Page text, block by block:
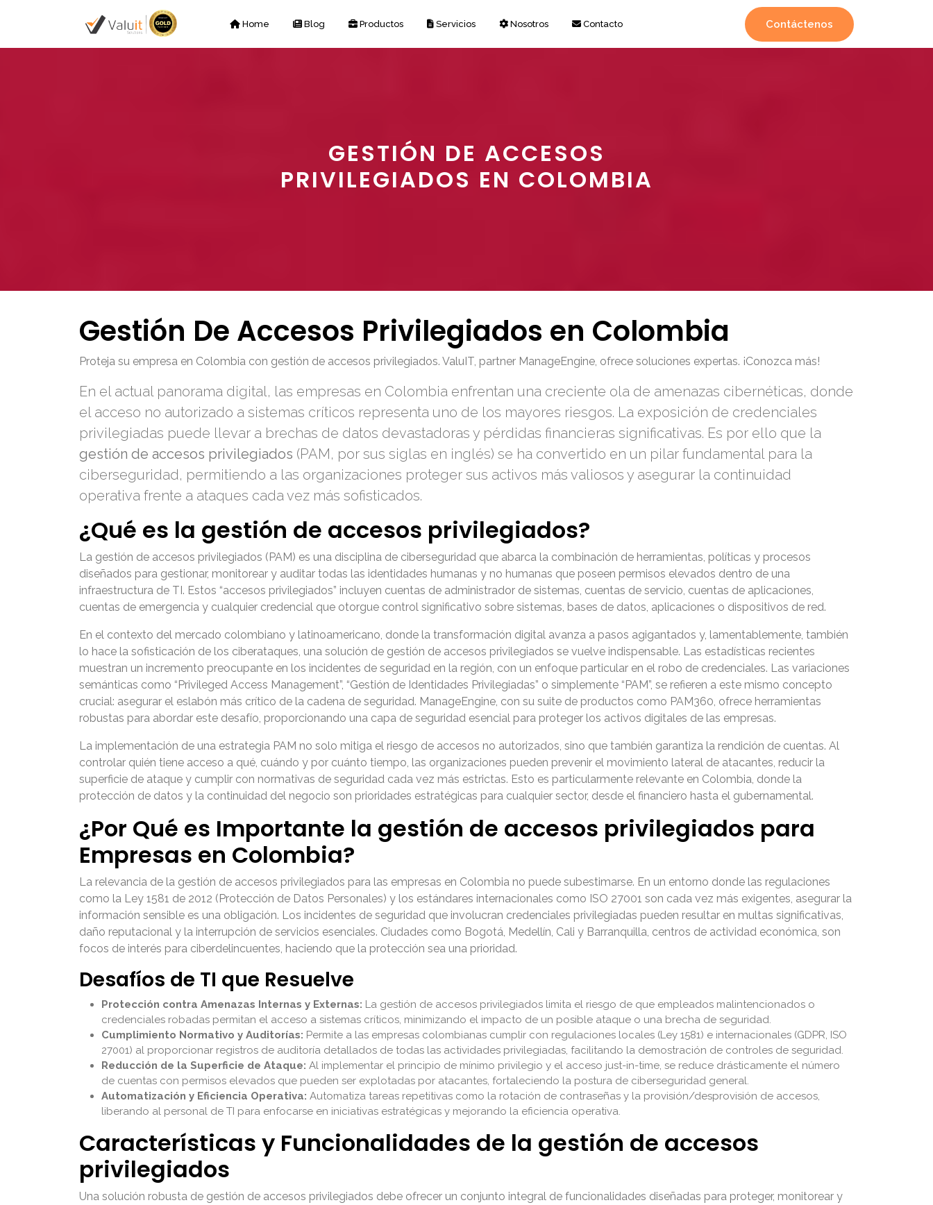
Home Blog Productos Servicios Nosotros Contacto Contáctenos
GESTIÓN DE ACCESOS
PRIVILEGIADOS EN COLOMBIA
Gestión De Accesos Privilegiados en Colombia
Proteja su empresa en Colombia con gestión de accesos privilegiados. ValuIT, partner ManageEngine, ofrece soluciones expertas. ¡Conozca más!
En el actual panorama digital, las empresas en Colombia enfrentan una creciente ola de amenazas cibernéticas, donde
el acceso no autorizado a sistemas críticos representa uno de los mayores riesgos. La exposición de credenciales
privilegiadas puede llevar a brechas de datos devastadoras y pérdidas financieras significativas. Es por ello que la
gestión de accesos privilegiados (PAM, por sus siglas en inglés) se ha convertido en un pilar fundamental para la
ciberseguridad, permitiendo a las organizaciones proteger sus activos más valiosos y asegurar la continuidad
operativa frente a ataques cada vez más sofisticados.
¿Qué es la gestión de accesos privilegiados?
La gestión de accesos privilegiados (PAM) es una disciplina de ciberseguridad que abarca la combinación de herramientas, políticas y procesos
diseñados para gestionar, monitorear y auditar todas las identidades humanas y no humanas que poseen permisos elevados dentro de una
infraestructura de TI. Estos “accesos privilegiados” incluyen cuentas de administrador de sistemas, cuentas de servicio, cuentas de aplicaciones,
cuentas de emergencia y cualquier credencial que otorgue control significativo sobre sistemas, bases de datos, aplicaciones o dispositivos de red.
En el contexto del mercado colombiano y latinoamericano, donde la transformación digital avanza a pasos agigantados y, lamentablemente, también
lo hace la sofisticación de los ciberataques, una solución de gestión de accesos privilegiados se vuelve indispensable. Las estadísticas recientes
muestran un incremento preocupante en los incidentes de seguridad en la región, con un enfoque particular en el robo de credenciales. Las variaciones
semánticas como “Privileged Access Management”, “Gestión de Identidades Privilegiadas” o simplemente “PAM”, se refieren a este mismo concepto
crucial: asegurar el eslabón más crítico de la cadena de seguridad. ManageEngine, con su suite de productos como PAM360, ofrece herramientas
robustas para abordar este desafío, proporcionando una capa de seguridad esencial para proteger los activos digitales de las empresas.
La implementación de una estrategia PAM no solo mitiga el riesgo de accesos no autorizados, sino que también garantiza la rendición de cuentas. Al
controlar quién tiene acceso a qué, cuándo y por cuánto tiempo, las organizaciones pueden prevenir el movimiento lateral de atacantes, reducir la
superficie de ataque y cumplir con normativas de seguridad cada vez más estrictas. Esto es particularmente relevante en Colombia, donde la
protección de datos y la continuidad del negocio son prioridades estratégicas para cualquier sector, desde el financiero hasta el gubernamental.
¿Por Qué es Importante la gestión de accesos privilegiados para
Empresas en Colombia?
La relevancia de la gestión de accesos privilegiados para las empresas en Colombia no puede subestimarse. En un entorno donde las regulaciones
como la Ley 1581 de 2012 (Protección de Datos Personales) y los estándares internacionales como ISO 27001 son cada vez más exigentes, asegurar la
información sensible es una obligación. Los incidentes de seguridad que involucran credenciales privilegiadas pueden resultar en multas significativas,
daño reputacional y la interrupción de servicios esenciales. Ciudades como Bogotá, Medellín, Cali y Barranquilla, centros de actividad económica, son
focos de interés para ciberdelincuentes, haciendo que la protección sea una prioridad.
Desafíos de TI que Resuelve
Protección contra Amenazas Internas y Externas: La gestión de accesos privilegiados limita el riesgo de que empleados malintencionados o
credenciales robadas permitan el acceso a sistemas críticos, minimizando el impacto de un posible ataque o una brecha de seguridad.
Cumplimiento Normativo y Auditorías: Permite a las empresas colombianas cumplir con regulaciones locales (Ley 1581) e internacionales (GDPR, ISO
27001) al proporcionar registros de auditoría detallados de todas las actividades privilegiadas, facilitando la demostración de controles de seguridad.
Reducción de la Superficie de Ataque: Al implementar el principio de mínimo privilegio y el acceso just-in-time, se reduce drásticamente el número
de cuentas con permisos elevados que pueden ser explotadas por atacantes, fortaleciendo la postura de ciberseguridad general.
Automatización y Eficiencia Operativa: Automatiza tareas repetitivas como la rotación de contraseñas y la provisión/desprovisión de accesos,
liberando al personal de TI para enfocarse en iniciativas estratégicas y mejorando la eficiencia operativa.
Características y Funcionalidades de la gestión de accesos
privilegiados
Una solución robusta de gestión de accesos privilegiados debe ofrecer un conjunto integral de funcionalidades diseñadas para proteger, monitorear y